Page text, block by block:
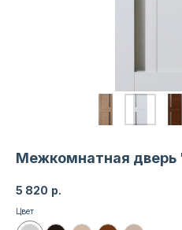
Межкомнатная дверь
5 820 р.
Цвет